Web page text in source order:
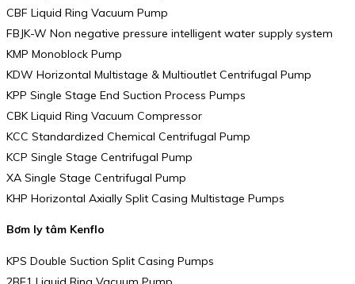
CBF Liquid Ring Vacuum Pump
FBJK-W Non negative pressure intelligent water supply system
KMP Monoblock Pump
KDW Horizontal Multistage & Multioutlet Centrifugal Pump
KPP Single Stage End Suction Process Pumps
CBK Liquid Ring Vacuum Compressor
KCC Standardized Chemical Centrifugal Pump
KCP Single Stage Centrifugal Pump
XA Single Stage Centrifugal Pump
KHP Horizontal Axially Split Casing Multistage Pumps
Bơm ly tâm Kenflo
KPS Double Suction Split Casing Pumps